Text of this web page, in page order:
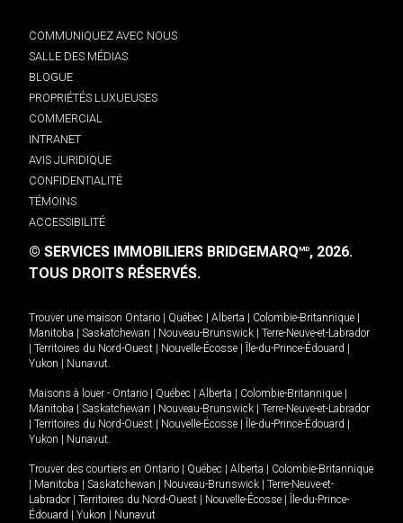
COMMUNIQUEZ AVEC NOUS
SALLE DES MÉDIAS
BLOGUE
PROPRIÉTÉS LUXUEUSES
COMMERCIAL
INTRANET
AVIS JURIDIQUE
CONFIDENTIALITÉ
TÉMOINS
ACCESSIBILITÉ
© SERVICES IMMOBILIERS BRIDGEMARQMD, 2026.
TOUS DROITS RÉSERVÉS.
Trouver une maison Ontario Québec Alberta Colombie-Britannique
Manitoba
Saskatchewan Nouveau-Brunswick
Terre-Neuve-et-Labrador
Territoires du Nord-Ouest Nouvelle-Écosse Île-du-Prince-Édouard
Yukon
Nunavut.
Maisons à louer - Ontario Québec Alberta Colombie-Britannique
Manitoba
Saskatchewan Nouveau-Brunswick
Terre-Neuve-et-Labrador
Territoires du Nord-Ouest Nouvelle-Écosse Île-du-Prince-Édouard
Yukon
Nunavut.
Trouver des courtiers en Ontario Québec Alberta
Colombie-Britannique
Manitoba Saskatchewan Nouveau-Brunswick
Terre-Neuve-et-
Labrador
Territoires du Nord-Ouest Nouvelle-Écosse
Île-du-Prince-
Édouard
Yukon Nunavut